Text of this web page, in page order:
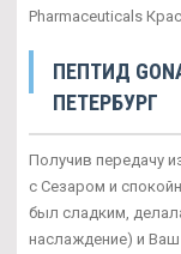
Pharmaceuticals
ПЕПТИД
ПЕТЕРБУРГ
Получив передачу
с Сезаром и
был сладким,
наслаждение) и Ваш